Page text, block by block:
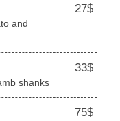
27$
and
33$
shanks
75$